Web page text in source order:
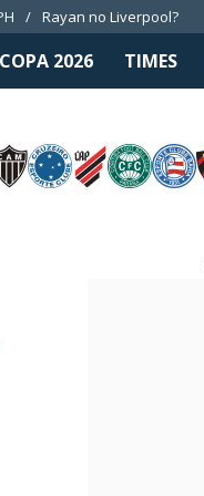
Rayan no Liverpool?
COPA 2026 TIMES